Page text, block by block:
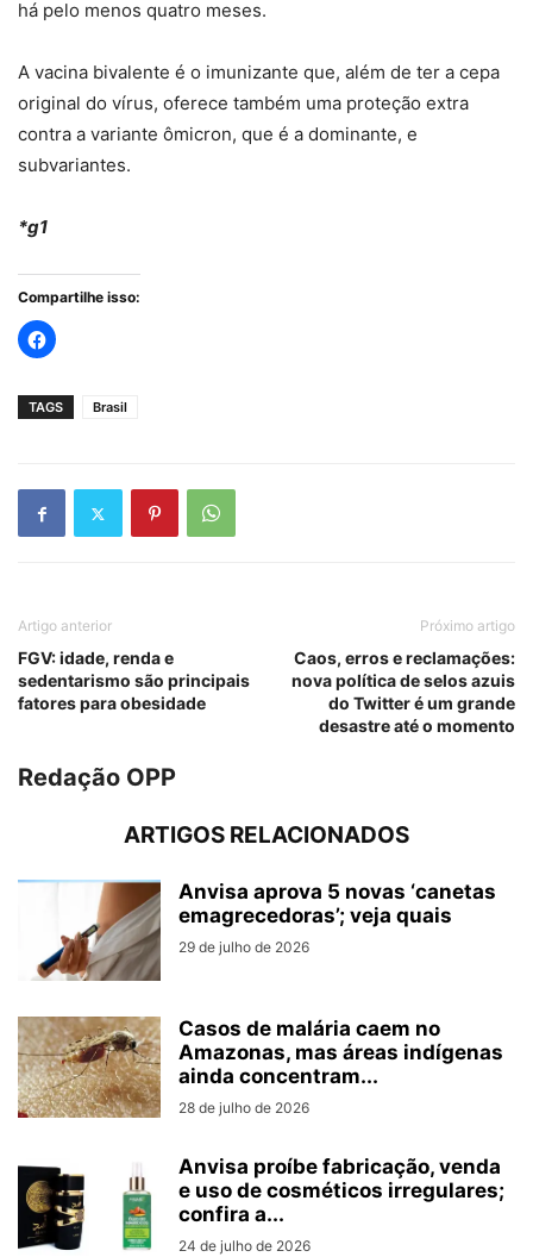
há pelo menos quatro meses.
A vacina bivalente é o imunizante que, além de ter a cepa
original do vírus, oferece também uma proteção extra
contra a variante ômicron, que é a dominante, e
subvariantes.
*g1
Compartilhe isso:
TAGS Brasil
Artigo anterior
FGV: idade, renda e
sedentarismo são principais
fatores para obesidade
Próximo artigo
Caos, erros e reclamações:
nova política de selos azuis
do Twitter é um grande
desastre até o momento
Redação OPP
ARTIGOS RELACIONADOS
Anvisa aprova 5 novas ‘canetas
emagrecedoras’; veja quais
29 de julho de 2026
Casos de malária caem no
Amazonas, mas áreas indígenas
ainda concentram...
28 de julho de 2026
Anvisa proíbe fabricação, venda
e uso de cosméticos irregulares;
confira a...
24 de julho de 2026